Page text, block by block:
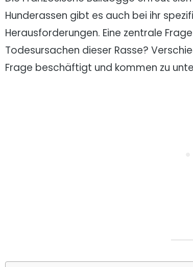
Hunderassen gibt es auch bei ihr
Herausforderungen. Eine zentrale
Todesursachen dieser Rasse?
Frage beschäftigt und kommen zu